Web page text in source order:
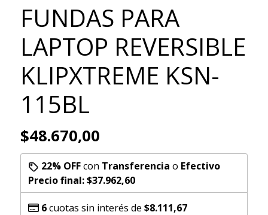
FUNDAS PARA
LAPTOP REVERSIBLE
KLIPXTREME KSN-
115BL
$48.670,00
22% OFFcon Transferencia o Efectivo
Precio final:$37.962,60
6cuotas sin interés de $8.111,67